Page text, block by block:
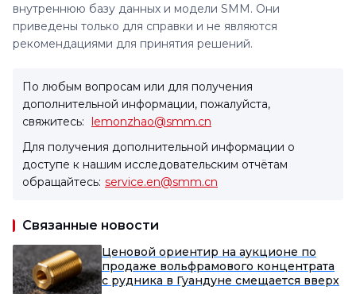
внутреннюю базу данных и модели SMM. Они
приведены только для справки и не являются
рекомендациями для принятия решений.
По любым вопросам или для получения
дополнительной информации, пожалуйста,
свяжитесь: lemonzhao@smm.cn
Для получения дополнительной информации о
доступе к нашим исследовательским отчётам
обращайтесь: service.en@smm.cn
Связанные новости
Ценовой ориентир на аукционе по
продаже вольфрамового концентрата
с рудника в Гуандуне смещается вверх